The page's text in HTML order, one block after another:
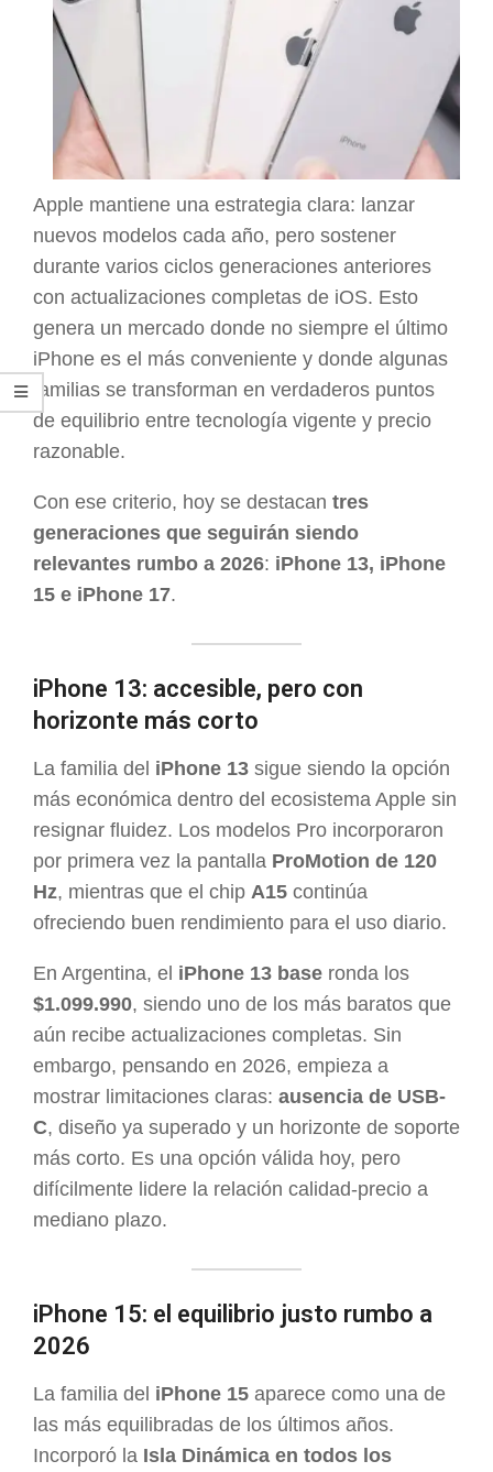
Apple mantiene una estrategia clara: lanzar
nuevos modelos cada año, pero sostener
durante varios ciclos generaciones anteriores
con actualizaciones completas de iOS. Esto
genera un mercado donde no siempre el último
iPhone es el más conveniente y donde algunas
familias se transforman en verdaderos puntos
de equilibrio entre tecnología vigente y precio
razonable.
Con ese criterio, hoy se destacan tres
generaciones que seguirán siendo
relevantes rumbo a 2026: iPhone 13, iPhone
15 e iPhone 17.
iPhone 13: accesible, pero con
horizonte más corto
La familia del iPhone 13 sigue siendo la opción
más económica dentro del ecosistema Apple sin
resignar fluidez. Los modelos Pro incorporaron
por primera vez la pantalla ProMotion de 120
Hz, mientras que el chip A15 continúa
ofreciendo buen rendimiento para el uso diario.
En Argentina, el iPhone 13 base ronda los
$1.099.990, siendo uno de los más baratos que
aún recibe actualizaciones completas. Sin
embargo, pensando en 2026, empieza a
mostrar limitaciones claras: ausencia de USB-
C, diseño ya superado y un horizonte de soporte
más corto. Es una opción válida hoy, pero
difícilmente lidere la relación calidad-precio a
mediano plazo.
iPhone 15: el equilibrio justo rumbo a
2026
La familia del iPhone 15 aparece como una de
las más equilibradas de los últimos años.
Incorporó la Isla Dinámica en todos los